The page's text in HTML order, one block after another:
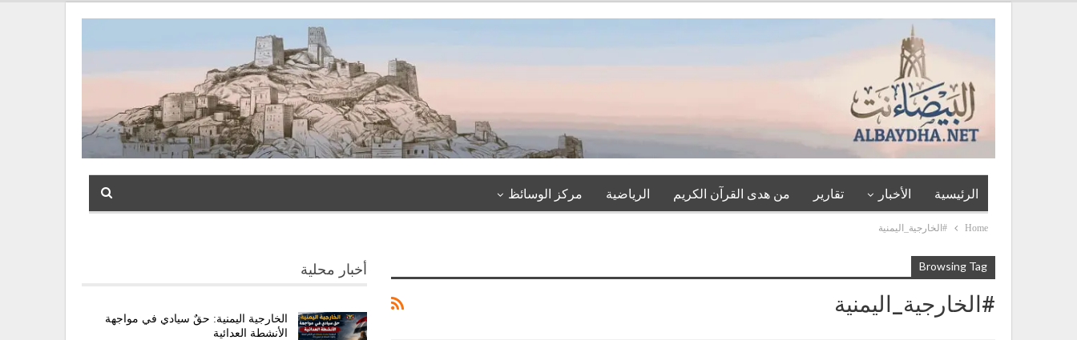
الرئيسية الأخبار تقارير من هدى القرآن الكريم الرياضية مركز الوسائظ
Home #الخارجية_اليمنية
Browsing Tag
#الخارجية_اليمنية
أخبار محلية
الخارجية اليمنية: حقٌ سيادي في مواجهة
الأنشطة العدائية